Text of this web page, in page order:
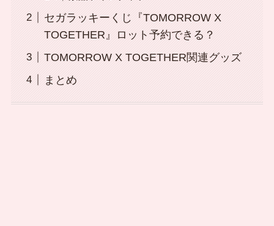
セガラッキーくじ『TOMORROW X
TOGETHER』ロット予約できる？
TOMORROW X TOGETHER関連グッズ
まとめ